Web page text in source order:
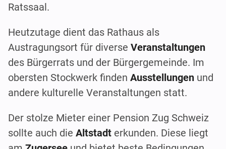
Ratssaal.
Heutzutage dient das Rathaus als
Austragungsort für diverse Veranstaltungen
des Bürgerrats und der Bürgergemeinde. Im
obersten Stockwerk finden Ausstellungen und
andere kulturelle Veranstaltungen statt.
Der stolze Mieter einer Pension Zug Schweiz
sollte auch die Altstadt erkunden. Diese liegt